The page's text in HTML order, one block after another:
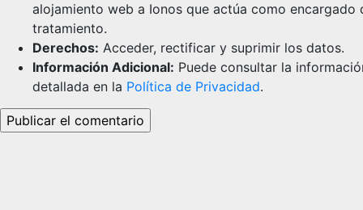
alojamiento web a Ionos que actúa como encargado
tratamiento.
Derechos: Acceder, rectificar y suprimir los datos.
Información Adicional: Puede consultar la
detallada en la Política de Privacidad.